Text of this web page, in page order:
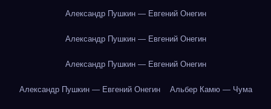
Александр Пушкин — Евгений Онегин
Александр Пушкин — Евгений Онегин
Александр Пушкин — Евгений Онегин
Александр Пушкин — Евгений Онегин Альбер Камю — Чума